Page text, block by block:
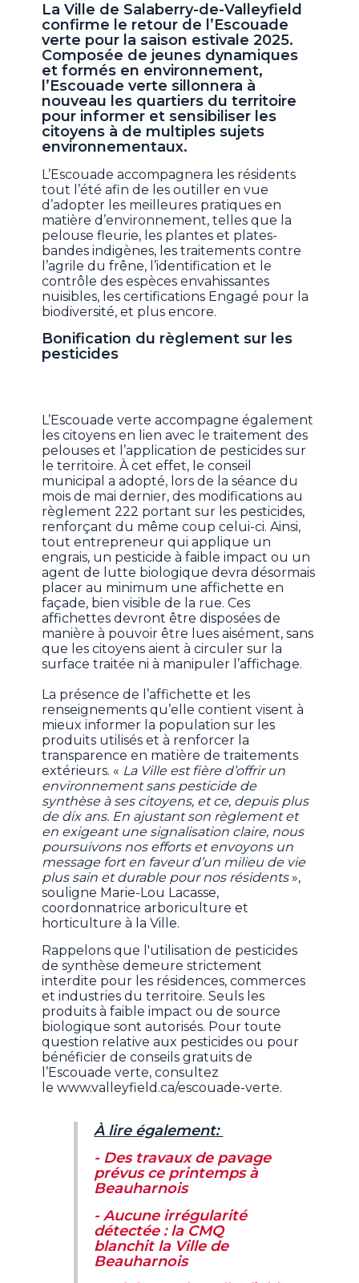
La Ville de Salaberry-de-Valleyfield
confirme le retour de l’Escouade
verte pour la saison estivale 2025.
Composée de jeunes dynamiques
et formés en environnement,
l’Escouade verte sillonnera à
nouveau les quartiers du territoire
pour informer et sensibiliser les
citoyens à de multiples sujets
environnementaux.
L’Escouade accompagnera les résidents
tout l’été afin de les outiller en vue
d’adopter les meilleures pratiques en
matière d’environnement, telles que la
pelouse fleurie, les plantes et plates-
bandes indigènes, les traitements contre
l’agrile du frêne, l’identification et le
contrôle des espèces envahissantes
nuisibles, les certifications Engagé pour la
biodiversité, et plus encore.
Bonification du règlement sur les
pesticides
L’Escouade verte accompagne également
les citoyens en lien avec le traitement des
pelouses et l’application de pesticides sur
le territoire. À cet effet, le conseil
municipal a adopté, lors de la séance du
mois de mai dernier, des modifications au
règlement 222 portant sur les pesticides,
renforçant du même coup celui-ci. Ainsi,
tout entrepreneur qui applique un
engrais, un pesticide à faible impact ou un
agent de lutte biologique devra désormais
placer au minimum une affichette en
façade, bien visible de la rue. Ces
affichettes devront être disposées de
manière à pouvoir être lues aisément, sans
que les citoyens aient à circuler sur la
surface traitée ni à manipuler l’affichage.
La présence de l’affichette et les
renseignements qu’elle contient visent à
mieux informer la population sur les
produits utilisés et à renforcer la
transparence en matière de traitements
extérieurs. « La Ville est fière d’offrir un
environnement sans pesticide de
synthèse à ses citoyens, et ce, depuis plus
de dix ans. En ajustant son règlement et
en exigeant une signalisation claire, nous
poursuivons nos efforts et envoyons un
message fort en faveur d’un milieu de vie
plus sain et durable pour nos résidents»,
souligne Marie-Lou Lacasse,
coordonnatrice arboriculture et
horticulture à la Ville.
Rappelons que l'utilisation de pesticides
de synthèse demeure strictement
interdite pour les résidences, commerces
et industries du territoire. Seuls les
produits à faible impact ou de source
biologique sont autorisés. Pour toute
question relative aux pesticides ou pour
bénéficier de conseils gratuits de
l’Escouade verte, consultez
le www.valleyfield.ca/escouade-verte.
À lire également:
- Des travaux de pavage
prévus ce printemps à
Beauharnois
- Aucune irrégularité
détectée : la CMQ
blanchit la Ville de
Beauharnois